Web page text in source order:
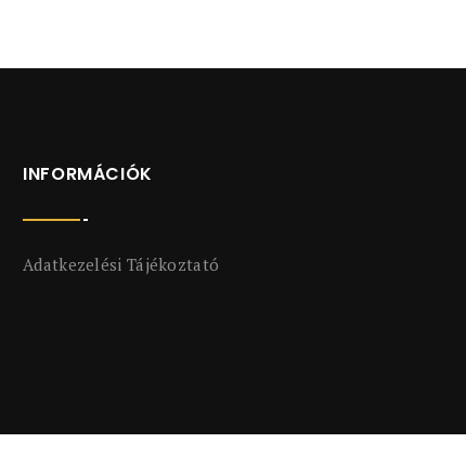
INFORMÁCIÓK
Adatkezelési Tájékoztató